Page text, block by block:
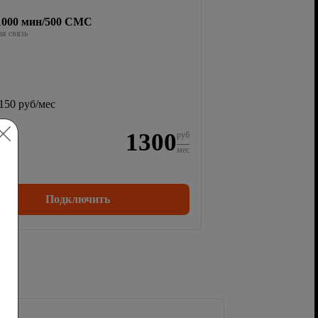
мин/500 СМС
связь
руб/мес
1300 руб
мес
Подключить